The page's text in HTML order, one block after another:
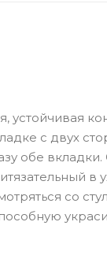
с двух
обе
в
со